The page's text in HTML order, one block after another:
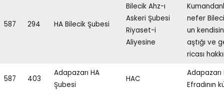
587 294 HA Bilecik Şubesi
Bilecik Ahz-ı
Askeri Şubesi
Riyaset-i
Aliyesine
nefer
un
aştığı ve
ricası
587 403
Adapazarı HA
Şubesi
HAC
Efradının